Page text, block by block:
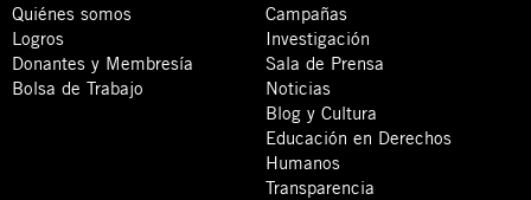
Quiénes somos
Logros
Donantes y Membresía
Bolsa de Trabajo
Campañas
Investigación
Sala de Prensa
Noticias
Blog y Cultura
Educación en Derechos
Humanos
Transparencia